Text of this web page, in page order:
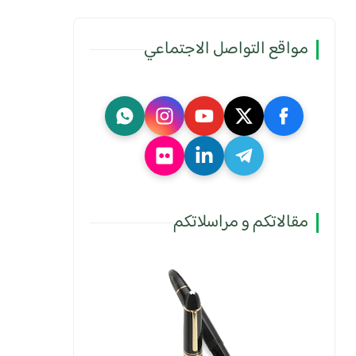
مواقع التواصل الاجتماعي
مقالاتكم و مراسلاتكم